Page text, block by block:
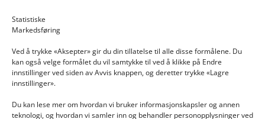
Statistiske
Markedsføring
Ved å trykke «Aksepter» gir du din tillatelse til alle disse formålene. Du
kan også velge formålet du vil samtykke til ved å klikke på Endre
innstillinger ved siden av Avvis knappen, og deretter trykke «Lagre
innstillinger».
Du kan lese mer om hvordan vi bruker informasjonskapsler og annen
teknologi, og hvordan vi samler inn og behandler personopplysninger ved
INFORMASJON